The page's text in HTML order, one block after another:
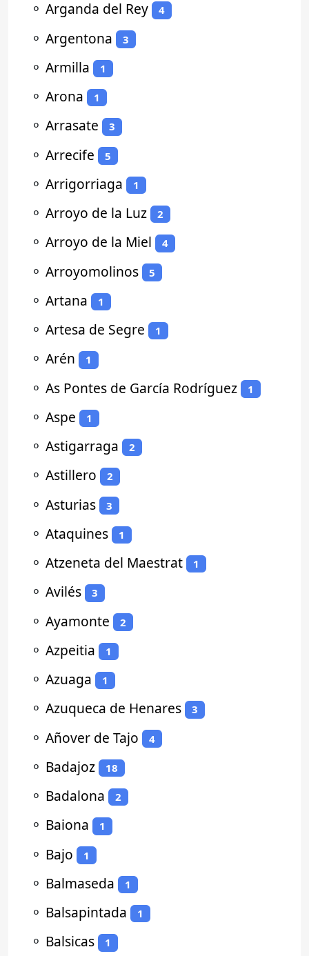
⚬ Arganda del Rey 4
⚬ Argentona 3
⚬ Armilla 1
⚬ Arona 1
⚬ Arrasate 3
⚬ Arrecife 5
⚬ Arrigorriaga 1
⚬ Arroyo de la Luz 2
⚬ Arroyo de la Miel 4
⚬ Arroyomolinos 5
⚬ Artana 1
⚬ Artesa de Segre 1
⚬ Arén 1
⚬ As Pontes de García Rodríguez 1
⚬ Aspe 1
⚬ Astigarraga 2
⚬ Astillero 2
⚬ Asturias 3
⚬ Ataquines 1
⚬ Atzeneta del Maestrat 1
⚬ Avilés 3
⚬ Ayamonte 2
⚬ Azpeitia 1
⚬ Azuaga 1
⚬ Azuqueca de Henares 3
⚬ Añover de Tajo 4
⚬ Badajoz 18
⚬ Badalona 2
⚬ Baiona 1
⚬ Bajo 1
⚬ Balmaseda 1
⚬ Balsapintada 1
⚬ Balsicas 1